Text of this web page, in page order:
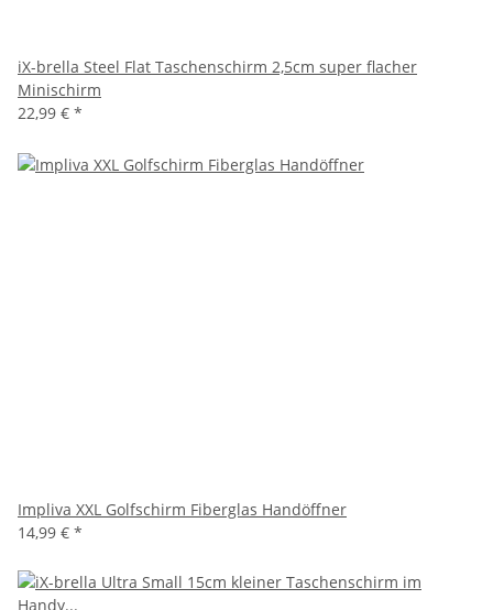
iX-brella Steel Flat Taschenschirm 2,5cm super flacher
Minischirm
22,99 € *
Impliva XXL Golfschirm Fiberglas Handöffner
14,99 € *